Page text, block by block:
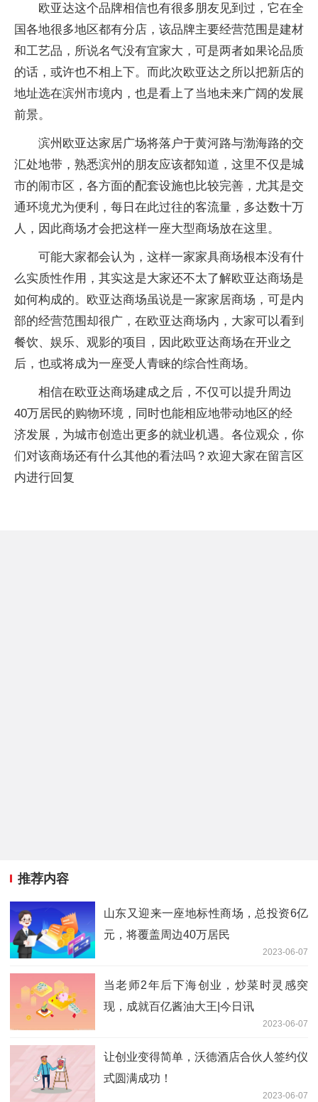
欧亚达这个品牌相信也有很多朋友见到过，它在全
国各地很多地区都有分店，该品牌主要经营范围是建材
和工艺品，所说名气没有宜家大，可是两者如果论品质
的话，或许也不相上下。而此次欧亚达之所以把新店的
地址选在滨州市境内，也是看上了当地未来广阔的发展
前景。
滨州欧亚达家居广场将落户于黄河路与渤海路的交
汇处地带，熟悉滨州的朋友应该都知道，这里不仅是城
市的闹市区，各方面的配套设施也比较完善，尤其是交
通环境尤为便利，每日在此过往的客流量，多达数十万
人，因此商场才会把这样一座大型商场放在这里。
可能大家都会认为，这样一家家具商场根本没有什
么实质性作用，其实这是大家还不太了解欧亚达商场是
如何构成的。欧亚达商场虽说是一家家居商场，可是内
部的经营范围却很广，在欧亚达商场内，大家可以看到
餐饮、娱乐、观影的项目，因此欧亚达商场在开业之
后，也或将成为一座受人青睐的综合性商场。
相信在欧亚达商场建成之后，不仅可以提升周边
40万居民的购物环境，同时也能相应地带动地区的经
济发展，为城市创造出更多的就业机遇。各位观众，你
们对该商场还有什么其他的看法吗？欢迎大家在留言区
内进行回复
推荐内容
山东又迎来一座地标性商场，总投资6亿
元，将覆盖周边40万居民
2023-06-07
当老师2年后下海创业，炒菜时灵感突
现，成就百亿酱油大王|今日讯
2023-06-07
让创业变得简单，沃德酒店合伙人签约仪
式圆满成功！
2023-06-07